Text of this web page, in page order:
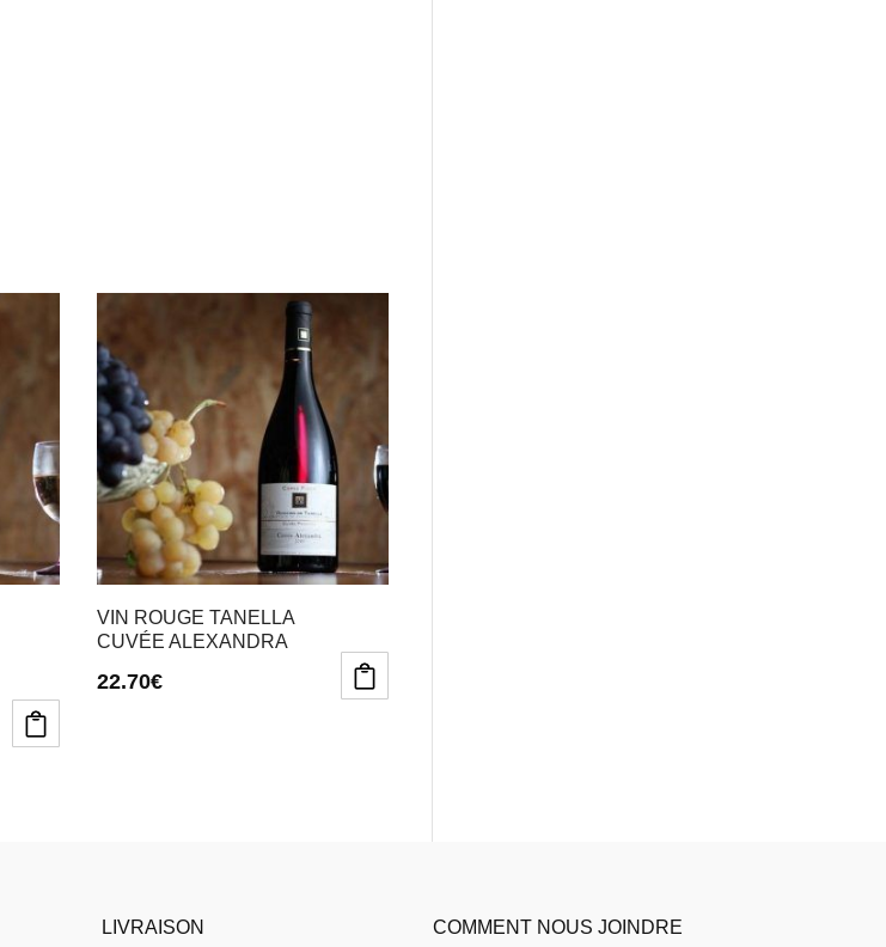
VIN ROUGE TANELLA
CUVÉE ALEXANDRA
22.70€
LIVRAISON COMMENT NOUS JOINDRE